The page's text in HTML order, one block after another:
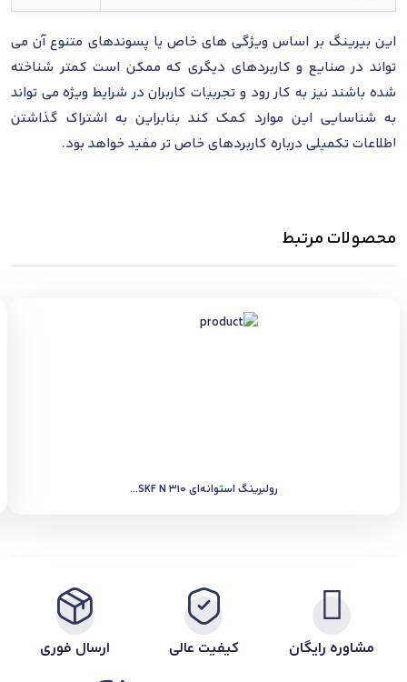
این بیرینگ بر اساس ویژگی های خاص یا پسوندهای متنوع آن می
تواند در صنایع و کاربردهای دیگری که ممکن است کمتر شناخته
شده باشند نیز به کار رود و تجربیات کاربران در شرایط ویژه می تواند
به شناسایی این موارد کمک کند بنابراین به اشتراک گذاشتن
اطلاعات تکمیلی درباره کاربردهای خاص تر مفید خواهد بود.
محصولات مرتبط
رولبرینگ استوانه‌ای SKF N 310...
مشاوره رایگان کیفیت عالی ارسال فوری